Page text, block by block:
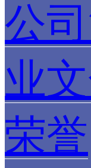
公
业
荣誉